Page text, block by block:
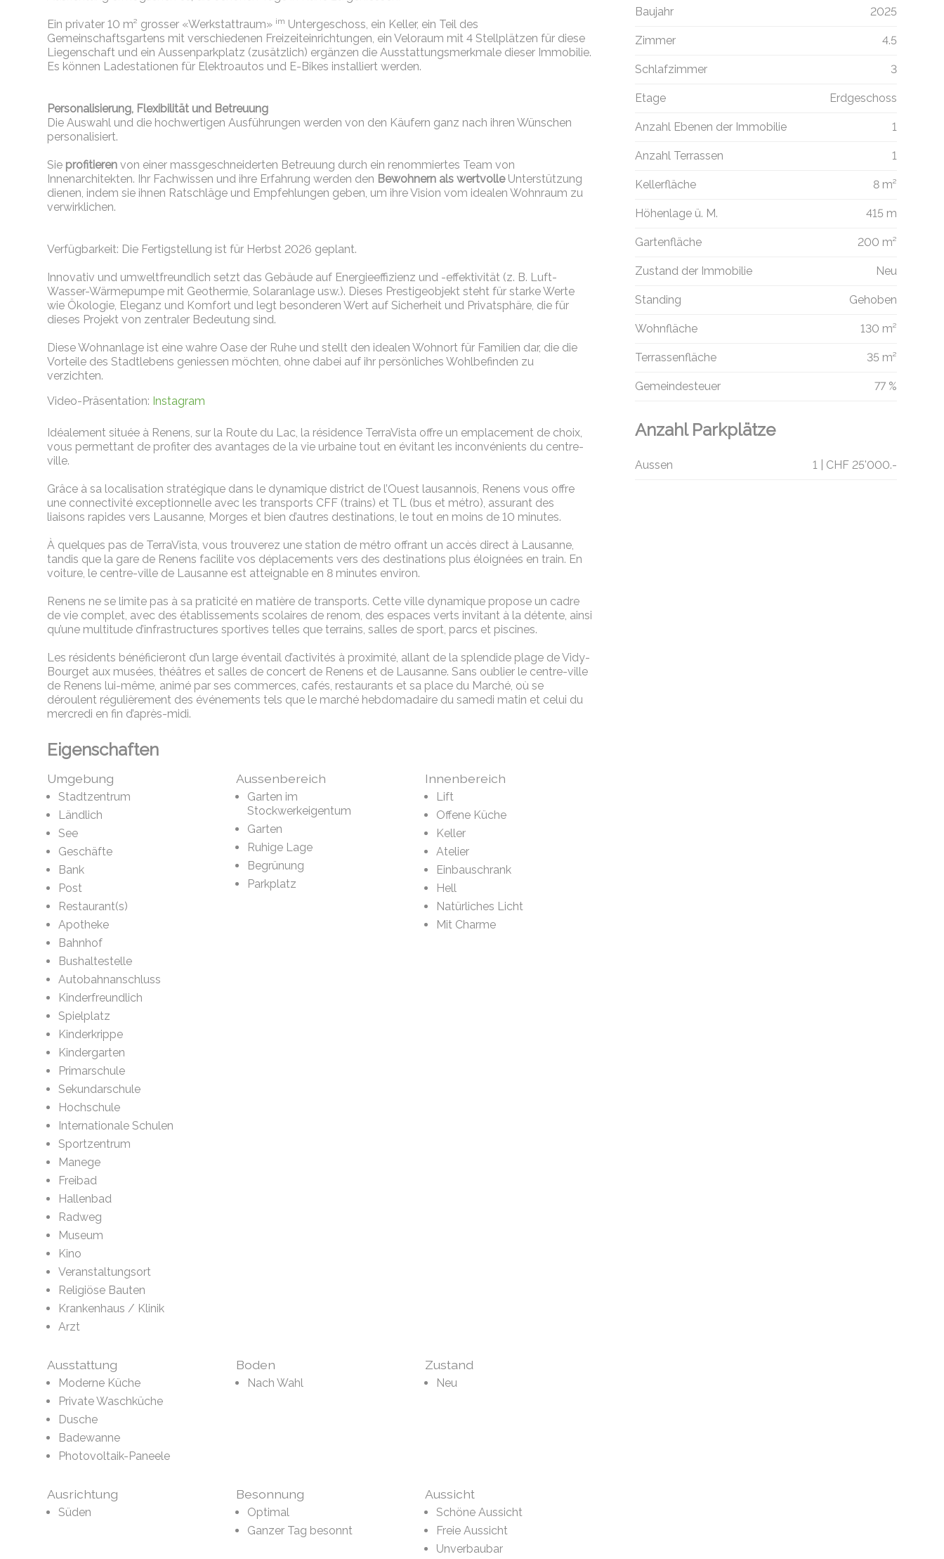
Ein privater 10 m² grosser «Werkstattraum» im Untergeschoss, ein Keller, ein Teil des
Gemeinschaftsgartens mit verschiedenen Freizeiteinrichtungen, ein Veloraum mit 4 Stellplätzen für diese
Liegenschaft und ein Aussenparkplatz (zusätzlich) ergänzen die Ausstattungsmerkmale dieser Immobilie.
Es können Ladestationen für Elektroautos und E-Bikes installiert werden.
Personalisierung, Flexibilität und Betreuung
Die Auswahl und die hochwertigen Ausführungen werden von den Käufern ganz nach ihren Wünschen
personalisiert.
Sie profitieren von einer massgeschneiderten Betreuung durch ein renommiertes Team von
Innenarchitekten. Ihr Fachwissen und ihre Erfahrung werden den Bewohnern als wertvolleUnterstützung
dienen, indem sie ihnen Ratschläge und Empfehlungen geben, um ihre Vision vom idealen Wohnraum zu
verwirklichen.
Verfügbarkeit: Die Fertigstellung ist für Herbst 2026 geplant.
Innovativ und umweltfreundlich setzt das Gebäude auf Energieeffizienz und -effektivität (z. B. Luft-
Wasser-Wärmepumpe mit Geothermie, Solaranlage usw.). Dieses Prestigeobjekt steht für starke Werte
wie Ökologie, Eleganz und Komfort und legt besonderen Wert auf Sicherheit und Privatsphäre, die für
dieses Projekt von zentraler Bedeutung sind.
Diese Wohnanlage ist eine wahre Oase der Ruhe und stellt den idealen Wohnort für Familien dar, die die
Vorteile des Stadtlebens geniessen möchten, ohne dabei auf ihr persönliches Wohlbefinden zu
verzichten.
Video-Präsentation: Instagram
Idéalement située à Renens, sur la Route du Lac, la résidence TerraVista offre un emplacement de choix,
vous permettant de profiter des avantages de la vie urbaine tout en évitant les inconvénients du centre-
ville.
Grâce à sa localisation stratégique dans le dynamique district de l’Ouest lausannois, Renens vous offre
une connectivité exceptionnelle avec les transports CFF (trains) et TL (bus et métro), assurant des
liaisons rapides vers Lausanne, Morges et bien d’autres destinations, le tout en moins de 10 minutes.
À quelques pas de TerraVista, vous trouverez une station de métro offrant un accès direct à Lausanne,
tandis que la gare de Renens facilite vos déplacements vers des destinations plus éloignées en train. En
voiture, le centre-ville de Lausanne est atteignable en 8 minutes environ.
Renens ne se limite pas à sa praticité en matière de transports. Cette ville dynamique propose un cadre
de vie complet, avec des établissements scolaires de renom, des espaces verts invitant à la détente, ainsi
qu’une multitude d’infrastructures sportives telles que terrains, salles de sport, parcs et piscines.
Les résidents bénéficieront d’un large éventail d’activités à proximité, allant de la splendide plage de Vidy-
Bourget aux musées, théâtres et salles de concert de Renens et de Lausanne. Sans oublier le centre-ville
de Renens lui-même, animé par ses commerces, cafés, restaurants et sa place du Marché, où se
déroulent régulièrement des événements tels que le marché hebdomadaire du samedi matin et celui du
mercredi en fin d’après-midi.
Eigenschaften
Umgebung
Stadtzentrum
Ländlich
See
Geschäfte
Bank
Post
Restaurant(s)
Apotheke
Bahnhof
Bushaltestelle
Autobahnanschluss
Kinderfreundlich
Spielplatz
Kinderkrippe
Kindergarten
Primarschule
Sekundarschule
Hochschule
Internationale Schulen
Sportzentrum
Manege
Freibad
Hallenbad
Radweg
Museum
Kino
Veranstaltungsort
Religiöse Bauten
Krankenhaus / Klinik
Arzt
Aussenbereich
Garten im
Stockwerkeigentum
Garten
Ruhige Lage
Begrünung
Parkplatz
Innenbereich
Lift
Offene Küche
Keller
Atelier
Einbauschrank
Hell
Natürliches Licht
Mit Charme
Ausstattung
Moderne Küche
Private Waschküche
Dusche
Badewanne
Photovoltaik-Paneele
Boden
Nach Wahl
Zustand
Neu
Ausrichtung
Süden
Besonnung
Optimal
Ganzer Tag besonnt
Aussicht
Schöne Aussicht
Freie Aussicht
Unverbaubar
Baujahr 2025
Zimmer 4.5
Schlafzimmer 3
Etage Erdgeschoss
Anzahl Ebenen der Immobilie 1
Anzahl Terrassen 1
Kellerfläche 8 m²
Höhenlage ü. M. 415 m
Gartenfläche 200 m²
Zustand der Immobilie Neu
Standing Gehoben
Wohnfläche 130 m²
Terrassenfläche 35 m²
Gemeindesteuer 77 %
Anzahl Parkplätze
Aussen 1 | CHF 25'000.-